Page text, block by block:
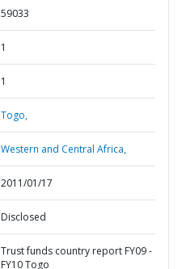
59033
1
1
Togo,
Western and Central Africa,
2011/01/17
Disclosed
Trust funds country report FY09 -
FY10 Togo